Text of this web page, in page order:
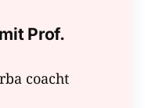
Prof.
coacht